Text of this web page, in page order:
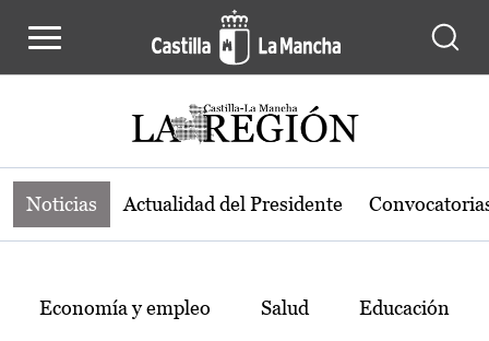
Noticias de la región de Castilla-La
Noticias Actualidad del Presidente
Temas
Economía y empleo Salud Educación